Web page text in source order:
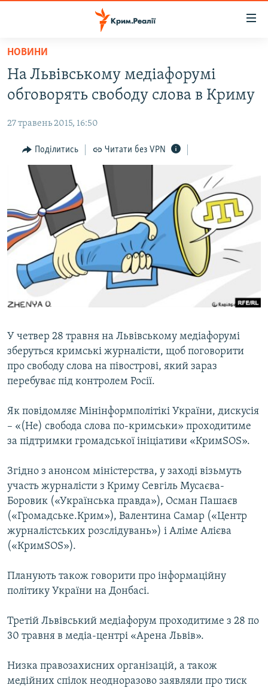
Перейти
основного
матеріалу
до
навігації
Перейти
пошуку
ВОДА.КРИМ
ВІДЕО ТА ФОТО
ПОЛІТИКА
БЛОГИ
ПОГЛЯД
ІНТЕРВ'Ю
ВСЕ ЗА ДЕНЬ
СПЕЦПРОЕКТИ
ДЕПОРТАЦІЯ
ВІДЕОУРОКИ «ELIFBE»
СВІДЧЕННЯ ОКУПАЦІЇ
ІНФОГРАФІКА
ЯК ОБІЙТИ БЛОКУВАННЯ
Русский
Qırımtatar
ДОЛУЧАЙСЯ!
НОВИНИ
На Львівському медіафорумі
обговорять свободу слова в Криму
27 травень 2015, 16:50
Поділитись Читати без VPN
У четвер 28 травня на Львівському медіафорумі
зберуться кримські журналісти, щоб поговорити
про свободу слова на півострові, який зараз
перебуває під контролем Росії.
Як повідомляє Мінінформполітікі України, дискусія
– «(Не) свобода слова по-кримськи» проходитиме
за підтримки громадської ініціативи «КримSOS».
Згідно з анонсом міністерства, у заході візьмуть
участь журналісти з Криму Севгіль Мусаєва-
Боровик («Українська правда»), Осман Пашаєв
(«Громадське.Крим»), Валентина Самар («Центр
журналістських розслідувань») і Аліме Алієва
(«КримSOS»).
Планують також говорити про інформаційну
політику України на Донбасі.
Третій Львівський медіафорум проходитиме з 28 по
30 травня в медіа-центрі «Арена Львів».
Низка правозахисних організацій, а також
медійних спілок неодноразово заявляли про тиск